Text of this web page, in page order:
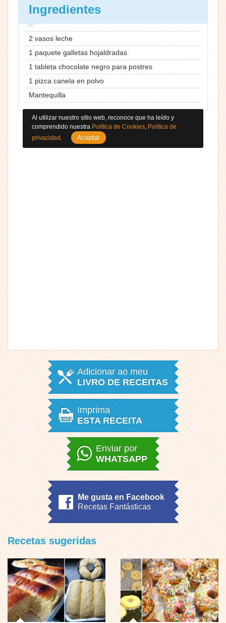
Ingredientes
2 vasos leche
1 paquete galletas hojaldradas
1 tableta chocolate negro para postres
1 pizca canela en polvo
Mantequilla
Adicionar ao meu
LIVRO DE RECEITAS
Imprima
ESTA RECEITA
Enviar por
WHATSAPP
Me gusta en Facebook
Recetas Fantásticas
Recetas sugeridas
Al utilizar nuestro sitio web, reconoce que ha leído y
comprendido nuestra Política de Cookies Política de
privacidad
Aceptar